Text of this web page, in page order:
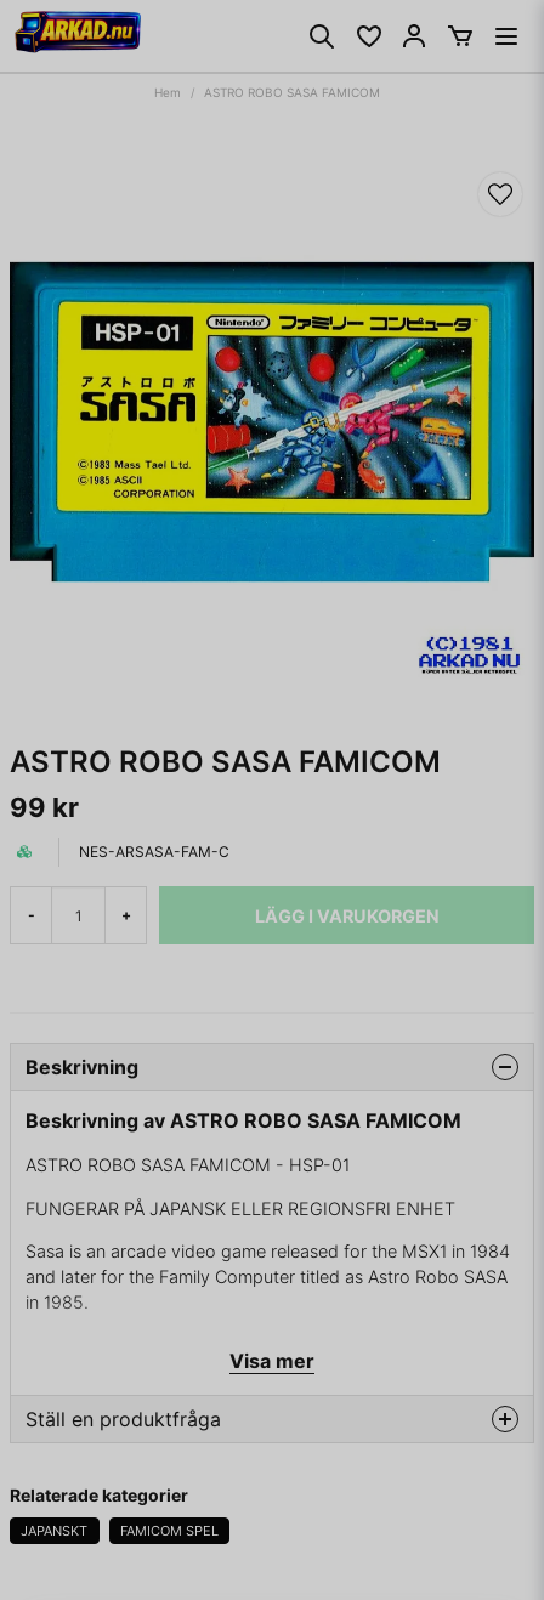
Hem ASTRO ROBO SASA FAMICOM
ASTRO ROBO SASA FAMICOM
99 kr
NES-ARSASA-FAM-C
- + LÄGG I VARUKORGEN
Beskrivning
Beskrivning av ASTRO ROBO SASA FAMICOM
ASTRO ROBO SASA FAMICOM - HSP-01
FUNGERAR PÅ JAPANSK ELLER REGIONSFRI ENHET
Sasa is an arcade video game released for the MSX1 in 1984
and later for the Family Computer titled as Astro Robo SASA
in 1985.
them, sometimes suspended by balloons. The main character
could only use bullets to propel himself, and when the bullet
count reaches 0, the game ends. A player can also lose
bullets by colliding with an enemy, the other player, or the
Visa mer
Ställ en produktfråga
Fråga oss något om denna produkten...
Relaterade kategorier
JAPANSKT FAMICOM SPEL